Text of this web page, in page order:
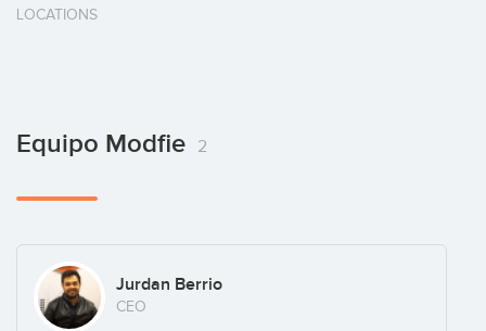
LOCATIONS
Equipo Modfie 2
Jurdan Berrio
CEO